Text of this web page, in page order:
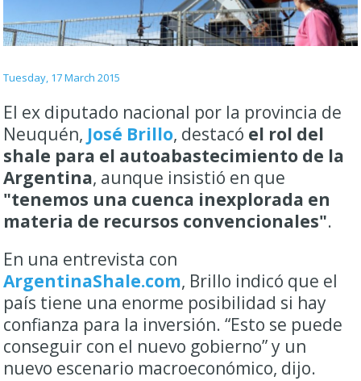
Tuesday, 17 March 2015
El ex diputado nacional por la provincia de
Neuquén, José Brillo, destacó el rol del
shale para el autoabastecimiento de la
Argentina, aunque insistió en que
"tenemos una cuenca inexplorada en
materia de recursos convencionales".
En una entrevista con
ArgentinaShale.com, Brillo indicó que el
país tiene una enorme posibilidad si hay
confianza para la inversión. “Esto se puede
conseguir con el nuevo gobierno” y un
nuevo escenario macroeconómico, dijo.